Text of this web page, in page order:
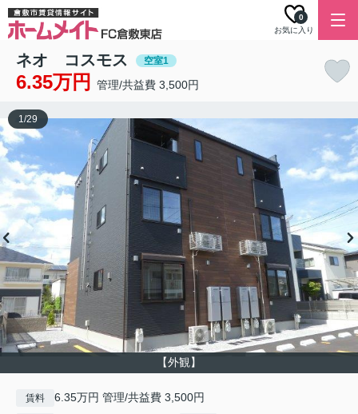
お気に入り
0
ネオ コスモス 空室1
6.35万円 管理/共益費 3,500円
【外観】
1/29
賃料 6.35万円 管理/共益費 3,500円